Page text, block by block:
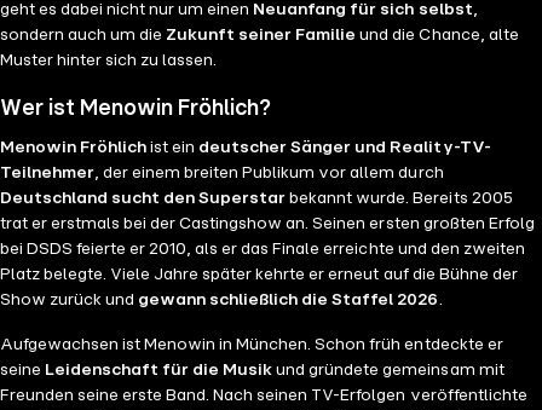
geht es dabei nicht nur um einen Neuanfang für sich selbst,
sondern auch um die Zukunft seiner Familie und die Chance, alte
Muster hinter sich zu lassen.
Wer ist Menowin Fröhlich?
Menowin Fröhlich ist ein deutscher Sänger und Reality-TV-
Teilnehmer, der einem breiten Publikum vor allem durch
Deutschland sucht den Superstar bekannt wurde. Bereits 2005
trat er erstmals bei der Castingshow an. Seinen ersten großten Erfolg
bei DSDS feierte er 2010, als er das Finale erreichte und den zweiten
Platz belegte. Viele Jahre später kehrte er erneut auf die Bühne der
Show zurück und gewann schließlich die Staffel 2026.
Aufgewachsen ist Menowin in München. Schon früh entdeckte er
seine Leidenschaft für die Musik und gründete gemeinsam mit
Freunden seine erste Band. Nach seinen TV-Erfolgen veröffentlichte